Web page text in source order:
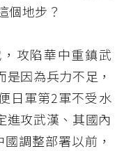
個地步？
攻陷華中重鎮武
因為兵力不足，
日軍第2軍不受水
進攻武漢、其國內
調整部署以前，